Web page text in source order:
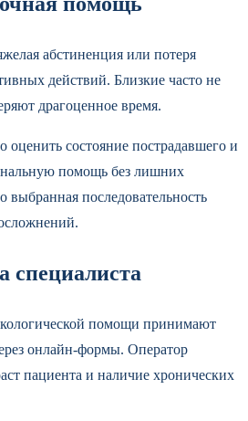
абстиненция или потеря
действий. Близкие часто не
драгоценное время.
оценить состояние пострадавшего и
помощь без лишних
последовательность
специалиста
помощи принимают
онлайн-формы. Оператор
пациента и наличие хронических